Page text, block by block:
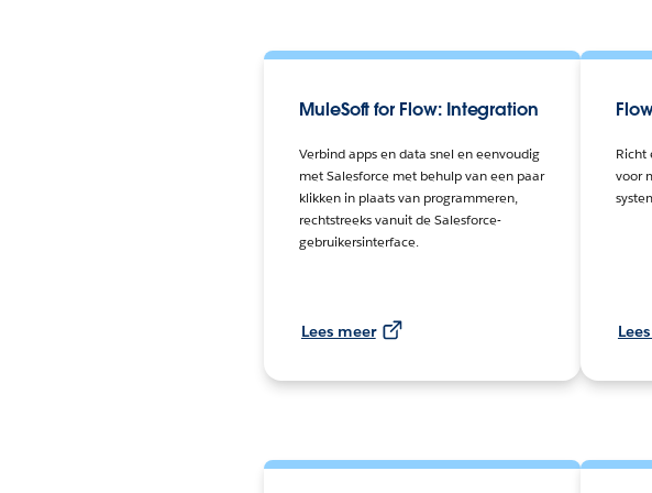
MuleSoft for Flow: Integration
Verbind apps en data snel en eenvoudig
met Salesforce met behulp van een paar
klikken in plaats van programmeren,
rechtstreeks vanuit de Salesforce-
gebruikersinterface.
Lees meer
Richt
voor